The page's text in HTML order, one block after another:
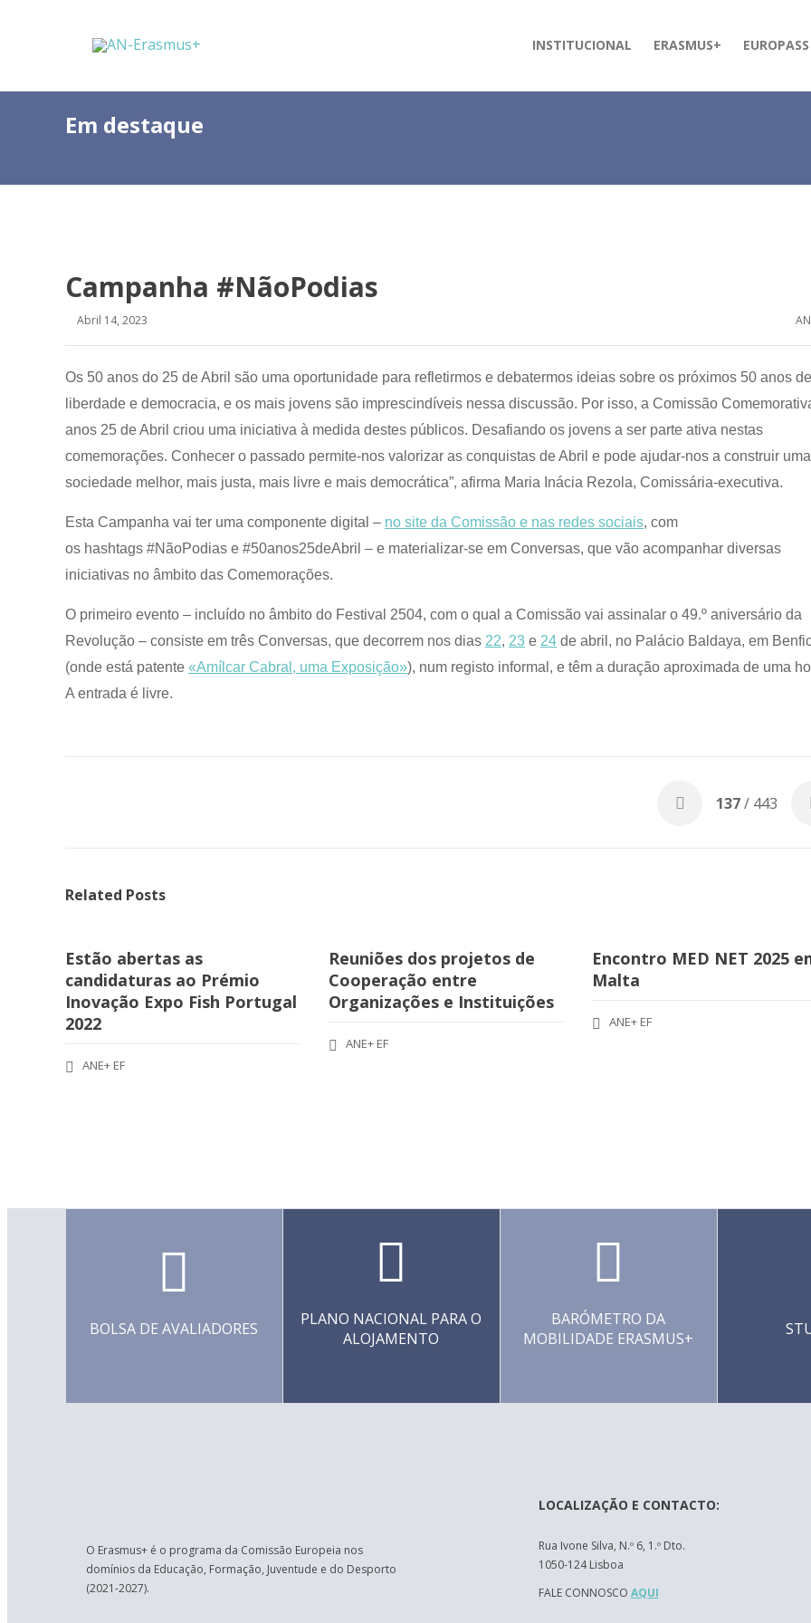
INSTITUCIONAL ERASMUS+ EUROPASS
Em destaque
Campanha #NãoPodias
Abril 14, 2023
Os 50 anos do 25 de Abril são uma oportunidade para refletirmos e debatermos ideias sobre os próximos 50 anos de
liberdade e democracia, e os mais jovens são imprescindíveis nessa discussão. Por isso, a Comissão
anos 25 de Abril criou uma iniciativa à medida destes públicos. Desafiando os jovens a ser parte ativa nestas
comemorações. Conhecer o passado permite-nos valorizar as conquistas de Abril e pode ajudar-nos a construir uma
sociedade melhor, mais justa, mais livre e mais democrática”, afirma Maria Inácia Rezola, Comissária-executiva.
Esta Campanha vai ter uma componente digital – no site da Comissão e nas redes sociais, com
os hashtags #NãoPodias e #50anos25deAbril – e materializar-se em Conversas, que vão acompanhar diversas
iniciativas no âmbito das Comemorações.
O primeiro evento – incluído no âmbito do Festival 2504, com o qual a Comissão vai assinalar o 49.º aniversário da
Revolução – consiste em três Conversas, que decorrem nos dias 22, 23 e 24 de abril, no Palácio Baldaya, em
(onde está patente «Amílcar Cabral, uma Exposição»), num registo informal, e têm a duração aproximada de uma
A entrada é livre.
137/ 443
Related Posts
Estão abertas as
candidaturas ao Prémio
Inovação Expo Fish Portugal
2022
ANE+ EF
Reuniões dos projetos de
Cooperação entre
Organizações e Instituições
ANE+ EF
Encontro MED NET 2025
Malta
ANE+ EF
BOLSA DE AVALIADORES
PLANO NACIONAL PARA O
ALOJAMENTO
BARÓMETRO DA
MOBILIDADE ERASMUS+
O Erasmus+ é o programa da Comissão Europeia nos
domínios da Educação, Formação, Juventude e do Desporto
(2021-2027).
LOCALIZAÇÃO E CONTACTO:
Rua Ivone Silva, N.º 6, 1.º Dto.
1050-124 Lisboa
FALE CONNOSCO AQUI